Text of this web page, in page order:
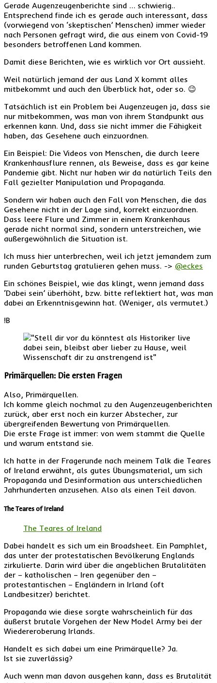
Gerade Augenzeugenberichte sind … schwierig..
Entsprechend finde ich es gerade auch interessant, dass
(vorwiegend von ‘skeptischen’ Menschen) immer wieder
nach Personen gefragt wird, die aus einem von Covid-19
besonders betroffenen Land kommen.
Damit diese Berichten, wie es wirklich vor Ort aussieht.
Weil natürlich jemand der aus Land X kommt alles
mitbekommt und auch den Überblick hat, oder so. 😉
Tatsächlich ist ein Problem bei Augenzeugen ja, dass sie
nur mitbekommen, was man von ihrem Standpunkt aus
erkennen kann. Und, dass sie nicht immer die Fähigkeit
haben, das Gesehene auch einzuordnen.
Ein Beispiel: Die Videos von Menschen, die durch leere
Krankenhausflure rennen, als Beweise, dass es gar keine
Pandemie gibt. Nicht nur haben wir da natürlich Teils den
Fall gezielter Manipulation und Propaganda.
Sondern wir haben auch den Fall von Menschen, die das
Gesehene nicht in der Lage sind, korrekt einzuordnen.
Dass leere Flure und Zimmer in einem Krankenhaus
gerade nicht normal sind, sondern unterstreichen, wie
außergewöhnlich die Situation ist.
Ich muss hier unterbrechen, weil ich jetzt jemandem zum
runden Geburtstag gratulieren gehen muss. -> @eckes
Ein schönes Beispiel, wie das klingt, wenn jemand dass
‘Dabei sein’ überhöht, bzw. bitte reflektiert hat, was man
dabei an Erkenntnisgewinn hat. (Weniger, als vermutet.)
!B
Primärquellen: Die ersten Fragen
Also, Primärquellen.
Ich komme gleich nochmal zu den Augenzeugenberichten
zurück, aber erst noch ein kurzer Abstecher, zur
übergreifenden Bewertung von Primärquellen.
Die erste Frage ist immer: von wem stammt die Quelle
und warum entstand sie.
Ich hatte in der Fragerunde nach meinem Talk die Teares
of Ireland erwähnt, als gutes Übungsmaterial, um sich
Propaganda und Desinformation aus unterschiedlichen
Jahrhunderten anzusehen. Also als einen Teil davon.
The Teares of Ireland
The Teares of Ireland
Dabei handelt es sich um ein Broadsheet. Ein Pamphlet,
das unter der protestatischen Bevölkerung Englands
zirkulierte. Darin wird über die angeblichen Brutalitäten
der – katholischen – Iren gegenüber den –
protestantischen – Engländern in Irland (oft
Landbesitzer) berichtet.
Propaganda wie diese sorgte wahrscheinlich für das
äußerst brutale Vorgehen der New Model Army bei der
Wiedereroberung Irlands.
Handelt es sich dabei um eine Primärquelle? Ja.
Ist sie zuverlässig?
Auch wenn man davon ausgehen kann, dass es Brutalität